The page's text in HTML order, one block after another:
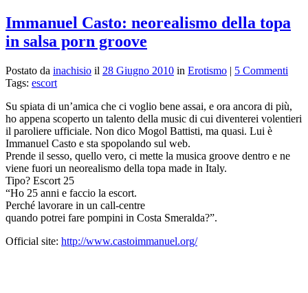
Immanuel Casto: neorealismo della topa
in salsa porn groove
Postato da inachisio il 28 Giugno 2010 in Erotismo | 5 Commenti
Tags: escort
Su spiata di un’amica che ci voglio bene assai, e ora ancora di più,
ho appena scoperto un talento della music di cui diventerei volentieri
il paroliere ufficiale. Non dico Mogol Battisti, ma quasi. Lui è
Immanuel Casto e sta spopolando sul web.
Prende il sesso, quello vero, ci mette la musica groove dentro e ne
viene fuori un neorealismo della topa made in Italy.
Tipo? Escort 25
“Ho 25 anni e faccio la escort.
Perché lavorare in un call-centre
quando potrei fare pompini in Costa Smeralda?”.
Official site: http://www.castoimmanuel.org/